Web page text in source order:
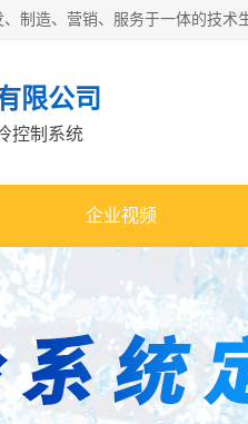
限公司
控制系统
企业视频